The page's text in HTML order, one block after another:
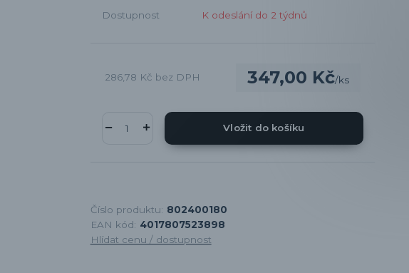
Dostupnost K odeslání do 2 týdnů
347,00 Kč/ks
286,78 Kč bez DPH
Vložit do košíku
Číslo produktu: 802400180
EAN kód: 4017807523898
Hlídat cenu / dostupnost